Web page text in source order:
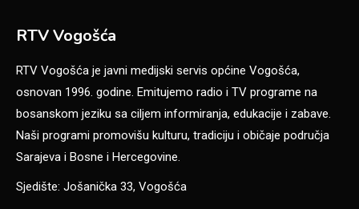
RTV Vogošća
RTV Vogošća je javni medijski servis općine Vogošća,
osnovan 1996. godine. Emitujemo radio i TV programe na
bosanskom jeziku sa ciljem informiranja, edukacije i zabave.
Naši programi promovišu kulturu, tradiciju i običaje područja
Sarajeva i Bosne i Hercegovine.
Sjedište: Jošanička 33, Vogošća